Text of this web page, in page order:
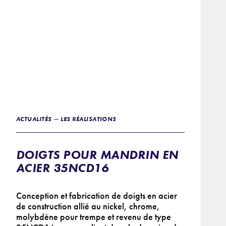
ACTUALITÉS — LES RÉALISATIONS
DOIGTS POUR MANDRIN EN
ACIER 35NCD16
Conception et fabrication de doigts en acier
de construction allié au nickel, chrome,
molybdène pour trempe et revenu de type